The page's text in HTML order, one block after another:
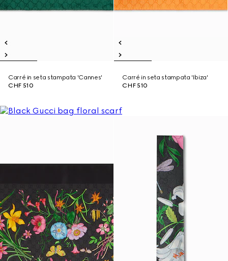
Carré in seta stampata 'Cannes'
CHF 510
Carré in seta stampata 'Ibiza'
CHF 510